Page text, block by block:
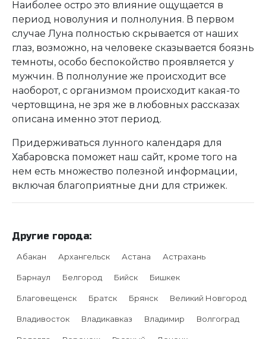
Наиболее остро это влияние ощущается в
период новолуния и полнолуния. В первом
случае Луна полностью скрывается от наших
глаз, возможно, на человеке сказывается боязнь
темноты, особо беспокойство проявляется у
мужчин. В полнолуние же происходит все
наоборот, с организмом происходит какая-то
чертовщина, не зря же в любовных рассказах
описана именно этот период.
Придерживаться лунного календаря для
Хабаровска поможет наш сайт, кроме того на
нем есть множество полезной информации,
включая благоприятные дни для стрижек.
Другие города:
Абакан Архангельск Астана Астрахань
Барнаул Белгород Бийск Бишкек
Благовещенск Братск Брянск Великий Новгород
Владивосток Владикавказ Владимир Волгоград